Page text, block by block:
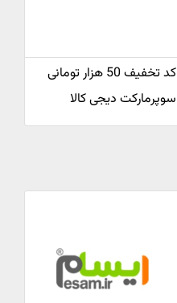
کد تخفیف 50 هزار تومانی
سوپرمارکت دیجی کالا